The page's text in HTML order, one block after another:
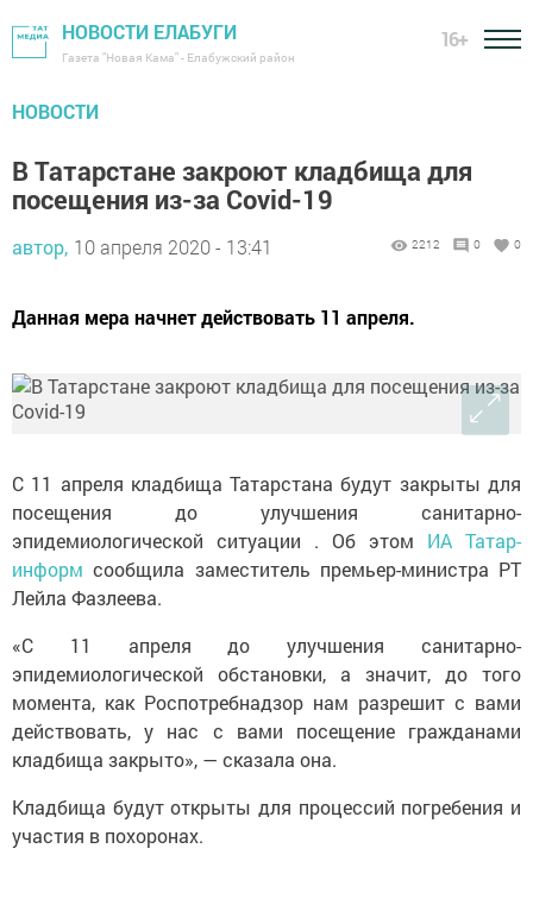
НОВОСТИ ЕЛАБУГИ
Газета "Новая Кама" - Елабужский район
16+
НОВОСТИ
В Татарстане закроют кладбища для
посещения из-за Covid-19
автор, 10 апреля 2020 - 13:41 2212 0 0
Данная мера начнет действовать 11 апреля.
С 11 апреля кладбища Татарстана будут закрыты для
посещения до улучшения санитарно-
эпидемиологической ситуации . Об этом ИА Татар-
информсообщила заместитель премьер-министра РТ
Лейла Фазлеева.
«С 11 апреля до улучшения санитарно-
эпидемиологической обстановки, а значит, до того
момента, как Роспотребнадзор нам разрешит с вами
действовать, у нас с вами посещение гражданами
кладбища закрыто», — сказала она.
Кладбища будут открыты для процессий погребения и
участия в похоронах.